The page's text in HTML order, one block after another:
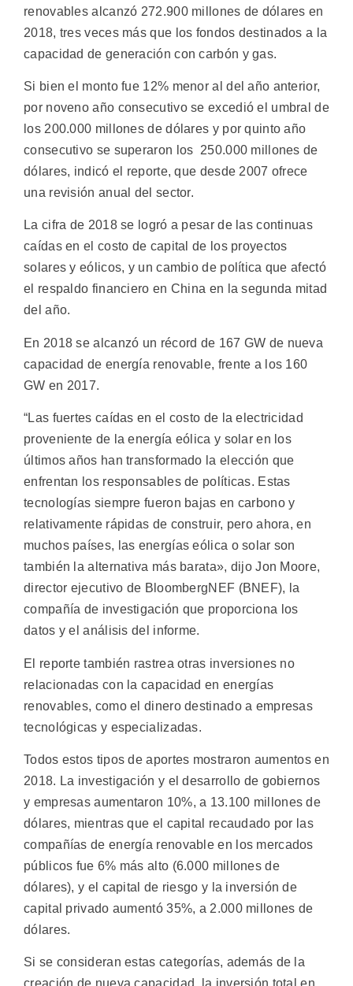
renovables alcanzó 272.900 millones de dólares en
2018, tres veces más que los fondos destinados a la
capacidad de generación con carbón y gas.
Si bien el monto fue 12% menor al del año anterior,
por noveno año consecutivo se excedió el umbral de
los 200.000 millones de dólares y por quinto año
consecutivo se superaron los 250.000 millones de
dólares, indicó el reporte, que desde 2007 ofrece
una revisión anual del sector.
La cifra de 2018 se logró a pesar de las continuas
caídas en el costo de capital de los proyectos
solares y eólicos, y un cambio de política que afectó
el respaldo financiero en China en la segunda mitad
del año.
En 2018 se alcanzó un récord de 167 GW de nueva
capacidad de energía renovable, frente a los 160
GW en 2017.
“Las fuertes caídas en el costo de la electricidad
proveniente de la energía eólica y solar en los
últimos años han transformado la elección que
enfrentan los responsables de políticas. Estas
tecnologías siempre fueron bajas en carbono y
relativamente rápidas de construir, pero ahora, en
muchos países, las energías eólica o solar son
también la alternativa más barata», dijo Jon Moore,
director ejecutivo de BloombergNEF (BNEF), la
compañía de investigación que proporciona los
datos y el análisis del informe.
El reporte también rastrea otras inversiones no
relacionadas con la capacidad en energías
renovables, como el dinero destinado a empresas
tecnológicas y especializadas.
Todos estos tipos de aportes mostraron aumentos en
2018. La investigación y el desarrollo de gobiernos
y empresas aumentaron 10%, a 13.100 millones de
dólares, mientras que el capital recaudado por las
compañías de energía renovable en los mercados
públicos fue 6% más alto (6.000 millones de
dólares), y el capital de riesgo y la inversión de
capital privado aumentó 35%, a 2.000 millones de
dólares.
Si se consideran estas categorías, además de la